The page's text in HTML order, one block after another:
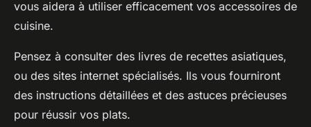
vous aidera à utiliser efficacement vos accessoires de
cuisine.
Pensez à consulter des livres de recettes asiatiques,
ou des sites internet spécialisés. Ils vous fourniront
des instructions détaillées et des astuces précieuses
pour réussir vos plats.